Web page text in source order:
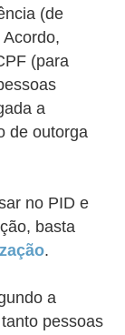
(de
(para
a
de outorga
no PID e
basta
.
a
pessoas